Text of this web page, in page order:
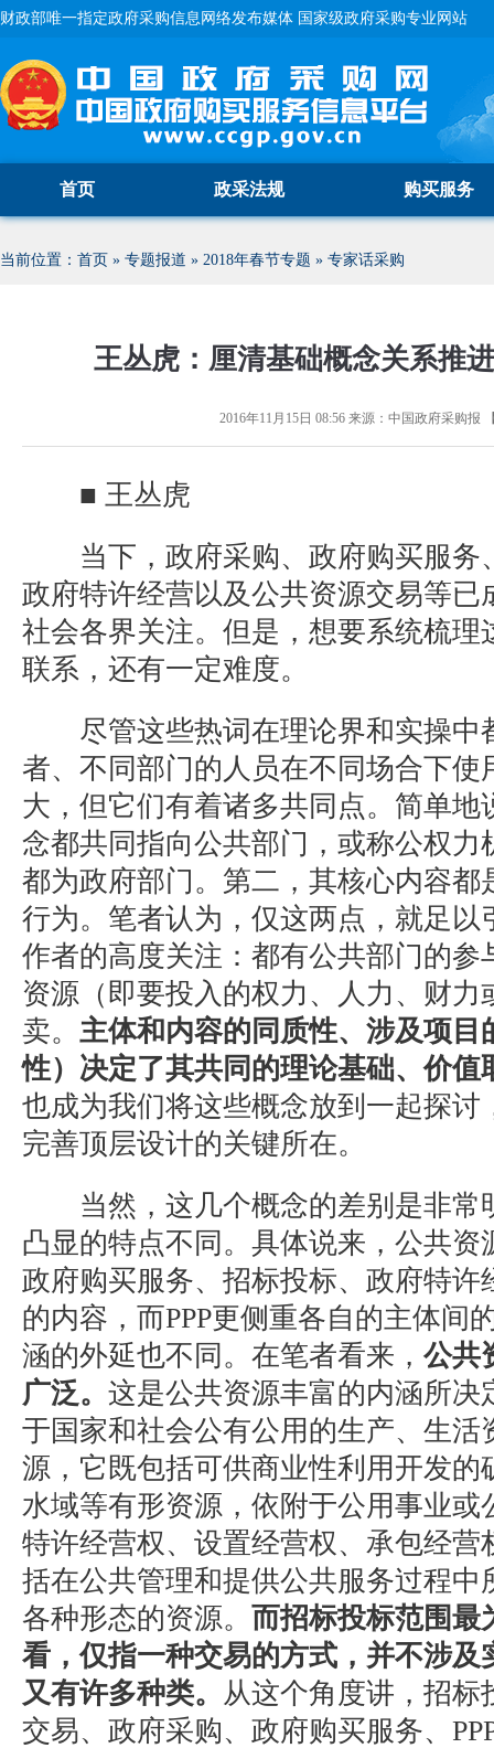
财政部唯一指定政府采购信息网络发布媒体 国家级政府采购专业网站
首页 政采法规 购买服务
当前位置： 首页 » 专题报道 » 2018年春节专题 » 专家话采购
王丛虎：厘清基础概念关系推
2016年11月15日 08:56来源： 中国政府采购报
■ 王丛虎
当下，政府采购、政府购买服务
政府特许经营以及公共资源交易等已
社会各界关注。但是，想要系统梳理
联系，还有一定难度。
尽管这些热词在理论界和实操中
者、不同部门的人员在不同场合下使
大，但它们有着诸多共同点。简单地
念都共同指向公共部门，或称公权力
都为政府部门。第二，其核心内容都
行为。笔者认为，仅这两点，就足以
作者的高度关注：都有公共部门的参
资源（即要投入的权力、人力、财力
卖。 主体和内容的同质性、涉及项目
性）决定了其共同的理论基础、价值
也成为我们将这些概念放到一起探讨
完善顶层设计的关键所在。
当然，这几个概念的差别是非常
凸显的特点不同。具体说来，公共资
政府购买服务、招标投标、政府特许
的内容，而PPP更侧重各自的主体间
涵的外延也不同。在笔者看来， 公共
广泛。 这是公共资源丰富的内涵所决
于国家和社会公有公用的生产、生活
源，它既包括可供商业性利用开发的
水域等有形资源，依附于公用事业或
特许经营权、设置经营权、承包经营
括在公共管理和提供公共服务过程中
各种形态的资源。 而招标投标范围最
看，仅指一种交易的方式，并不涉及
又有许多种类。 从这个角度讲，招标
交易、政府采购、政府购买服务、